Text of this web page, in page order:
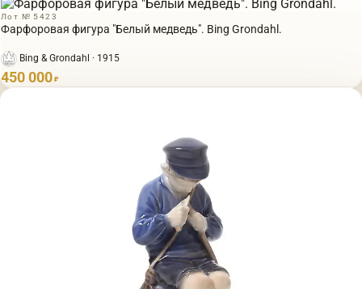
Лот № 5423
Фарфоровая фигура "Белый медведь". Bing Grondahl.
Bing & Grondahl · 1915
450 000 ₽